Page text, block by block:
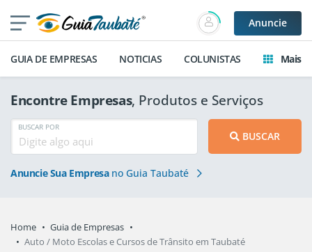
Anuncie
GUIA DE EMPRESAS NOTICIAS COLUNISTAS Mais
Encontre Empresas, Produtos e Serviços
BUSCAR POR
BUSCAR
Anuncie Sua Empresano Guia Taubaté
Home
Guia de Empresas
Auto / Moto Escolas e Cursos de Trânsito em Taubaté